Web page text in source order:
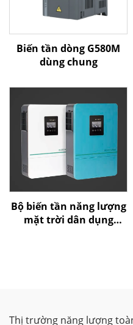
Biến tần dòng G580M
dùng chung
Bộ biến tần năng lượng
mặt trời dân dụng
Thị trường năng lượng